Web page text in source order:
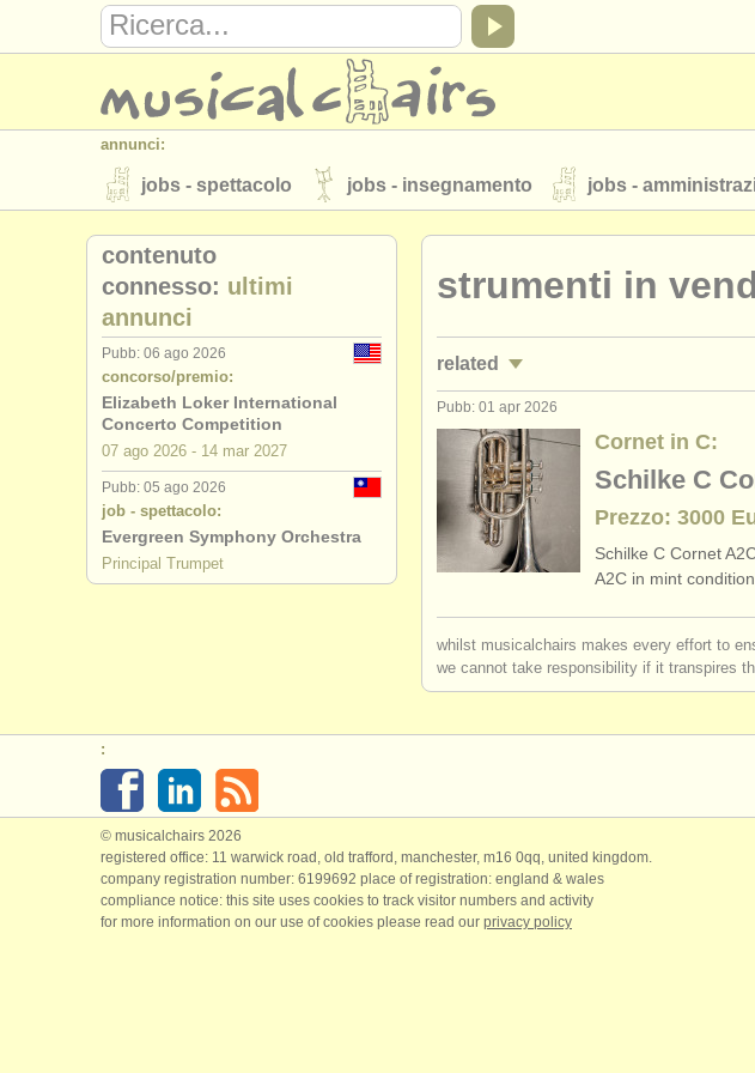
annunci:
jobs - spettacolo jobs - insegnamento jobs -
strumenti in vendita strumenti rubati
elenchi:
orchestre e teatri lirici
musicalchairs:
riguardo musicalchairs contattaci rss feeds
editori:
pubblica con noi find out about ourATS ATSfaq
strumenti in
related
jobs - spettacolo: tromba
jobs - insegnamento: tromba (2)
corsi/masterclass tromba (7)
degree courses: tromba (10)
concorso tromba
tromba in vendita (2)
Pubb: 01 apr 2026
Cornet in C:
Schilke C
Prezzo: 3000
Schilke C Cornet
A2C in mint
whilst musicalchairs makes every effort to
we cannot take responsibility if it transpires
contenuto
connesso: ultimi
annunci
Pubb: 06 ago 2026
concorso/premio:
Elizabeth Loker International
Concerto Competition
07 ago 2026 - 14 mar 2027
Pubb: 05 ago 2026
job - spettacolo:
Evergreen Symphony Orchestra
Principal Trumpet
:
© musicalchairs 2026
registered office: 11 warwick road, old trafford, manchester, m16 0qq, united kingdom.
company registration number: ​6199692 place of registration: england & wales
compliance notice: ​this site uses cookies to track visitor numbers and activity
for more information on our use of cookies please read our privacy policy